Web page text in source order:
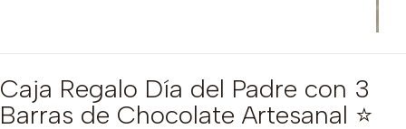
Caja Regalo Día del Padre con 3
Barras de Chocolate Artesanal ⭐